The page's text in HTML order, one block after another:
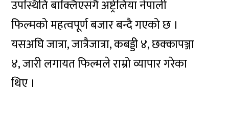
उपस्थिति बाक्लिएसँगै अष्ट्रेलिया नेपाली
फिल्मको महत्वपूर्ण बजार बन्दै गएको छ ।
यसअघि जात्रा, जात्रैजात्रा, कबड्डी ४, छक्कापञ्जा
४, जारी लगायत फिल्मले राम्रो व्यापार गरेका
थिए ।